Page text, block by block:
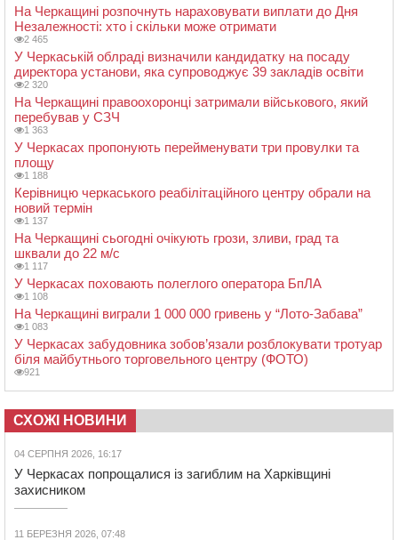
На Черкащині розпочнуть нараховувати виплати до Дня
Незалежності: хто і скільки може отримати
2 465
У Черкаській облраді визначили кандидатку на посаду
директора установи, яка супроводжує 39 закладів освіти
2 320
На Черкащині правоохоронці затримали військового, який
перебував у СЗЧ
1 363
У Черкасах пропонують перейменувати три провулки та
площу
1 188
Керівницю черкаського реабілітаційного центру обрали на
новий термін
1 137
На Черкащині сьогодні очікують грози, зливи, град та
шквали до 22 м/с
1 117
У Черкасах поховають полеглого оператора БпЛА
1 108
На Черкащині виграли 1 000 000 гривень у “Лото-Забава”
1 083
У Черкасах забудовника зобов’язали розблокувати тротуар
біля майбутнього торговельного центру (ФОТО)
921
СХОЖІ НОВИНИ
04 СЕРПНЯ 2026, 16:17
У Черкасах попрощалися із загиблим на Харківщині
захисником
11 БЕРЕЗНЯ 2026, 07:48